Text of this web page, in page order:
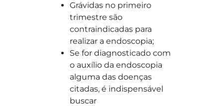
Grávidas no primeiro
trimestre são
contraindicadas para
realizar a endoscopia;
Se for diagnosticado com
o auxílio da endoscopia
alguma das doenças
citadas, é indispensável
buscar